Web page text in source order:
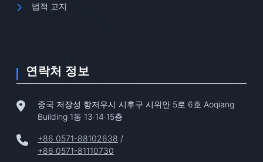
법적 고지
연락처 정보
중국 저장성 항저우시 시후구 시위안 5로 6호 Aoqiang
Building 1동 13·14·15층
+86 0571-88102638 /
+86 0571-81110730